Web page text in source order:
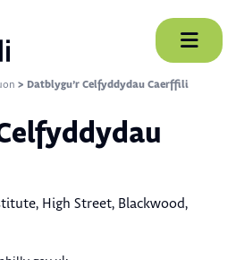
Skip
to
content
> Datblygu’r Celfyddydau Caerffili
High Street, Blackwood,